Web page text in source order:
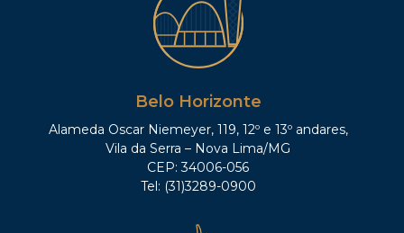
Belo Horizonte
Alameda Oscar Niemeyer, 119, 12º e 13º andares,
Vila da Serra – Nova Lima/MG
CEP: 34006-056
Tel: (31)3289-0900